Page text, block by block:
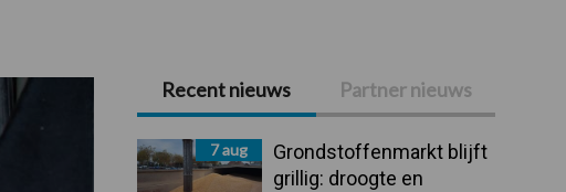
Primaire
Sidebar
Recent nieuws Partner nieuws
7 aug
Grondstoffenmarkt blijft
grillig: droogte en